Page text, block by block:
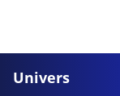
Univers